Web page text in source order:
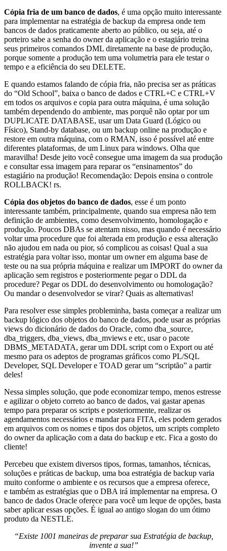
Cópia fria de um banco de dados, é uma opção muito interessante
para implementar na estratégia de backup da empresa onde tem
bancos de dados praticamente aberto ao público, ou seja, até o
porteiro sabe a senha do owner da aplicação e o estagiário treina
seus primeiros comandos DML diretamente na base de produção,
porque somente a produção tem uma volumetria para ele testar o
tempo e a eficiência do seu DELETE.
E quando estamos falando de cópia fria, não precisa ser as práticas
do “Old School”, baixa o banco de dados e CTRL+C e CTRL+V
em todos os arquivos e copia para outra máquina, é uma solução
também dependendo do ambiente, mas porquê não optar por um
DUPLICATE DATABASE, usar um Data Guard (Lógico ou
Físico), Stand-by database, ou um backup online na produção e
restore em outra máquina, com o RMAN, isso é possível até entre
diferentes plataformas, de um Linux para windows. Olha que
maravilha! Desde jeito você consegue uma imagem da sua produção
e consultar essa imagem para reparar os “ensinamentos” do
estagiário na produção! Recomendação: Depois ensina o controle
ROLLBACK! rs.
Cópia dos objetos do banco de dados, esse é um ponto
interessante também, principalmente, quando sua empresa não tem
definição de ambientes, como desenvolvimento, homologação e
produção. Poucos DBAs se atentam nisso, mas quando é necessário
voltar uma procedure que foi alterada em produção e essa alteração
não ajudou em nada ou pior, só complicou as coisas! Qual a sua
estratégia para voltar isso, montar um owner em alguma base de
teste ou na sua própria máquina e realizar um IMPORT do owner da
aplicação sem registros e posteriormente pegar o DDL da
procedure? Pegar os DDL do desenvolvimento ou homologação?
Ou mandar o desenvolvedor se virar? Quais as alternativas!
Para resolver esse simples probleminha, basta começar a realizar um
backup lógico dos objetos do banco de dados, pode usar as próprias
views do dicionário de dados do Oracle, como dba_source,
dba_triggers, dba_views, dba_mviews e etc, usar o pacote
DBMS_METADATA, gerar um DDL script com o Export ou até
mesmo para os adeptos de programas gráficos como PL/SQL
Developer, SQL Developer e TOAD gerar um “scriptão” a partir
deles!
Nessa simples solução, que pode economizar tempo, menos estresse
e agilizar o objeto correto ao banco de dados, vai gastar apenas
tempo para preparar os scripts e posteriormente, realizar os
agendamentos necessários e mandar para FITA, eles podem gerados
em arquivos com os nomes e tipos dos objetos, um scripts completo
do owner da aplicação com a data do backup e etc. Fica a gosto do
cliente!
Percebeu que existem diversos tipos, formas, tamanhos, técnicas,
soluções e práticas de backup, uma boa estratégia de backup varia
muito conforme o ambiente e os recursos que a empresa oferece,
e também as estratégias que o DBA irá implementar na empresa. O
banco de dados Oracle oferece para você um leque de opções, basta
saber aplicar essas opções. É igual ao antigo slogan do um ótimo
produto da NESTLE.
“Existe 1001 maneiras de preparar sua Estratégia de backup,
invente a sua!”